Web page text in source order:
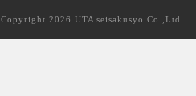
Copyright 2026 UTA seisakusyo Co.,Ltd.